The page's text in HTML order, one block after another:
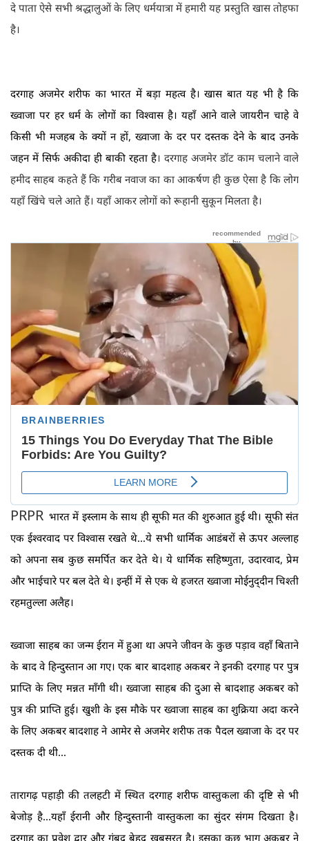
दे पाता ऐसे सभी श्रद्धालुओं के लिए धर्मयात्रा में हमारी यह प्रस्तुति खास तोहफा
है।
दरगाह अजमेर शरीफ का भारत में बड़ा महत्व है। खास बात यह भी है कि
ख्वाजा पर हर धर्म के लोगों का विश्वास है। यहाँ आने वाले जायरीन चाहे वे
किसी भी मजहब के क्यों न हों, ख्वाजा के दर पर दस्तक देने के बाद उनके
जहन में सिर्फ अकीदा ही बाकी रहता है। दरगाह अजमेर डॉट काम चलाने वाले
हमीद साहब कहते हैं कि गरीब नवाज का का आकर्षण ही कुछ ऐसा है कि लोग
यहाँ खिंचे चले आते हैं। यहाँ आकर लोगों को रूहानी सुकून मिलता है।
PRPR भारत में इस्लाम के साथ ही सूफी मत की शुरुआत हुई थी। सूफी संत
एक ईश्वरवाद पर विश्वास रखते थे...ये सभी धार्मिक आडंबरों से ऊपर अल्लाह
को अपना सब कुछ समर्पित कर देते थे। ये धार्मिक सहिष्णुता, उदारवाद, प्रेम
और भाईचारे पर बल देते थे। इन्हीं में से एक थे हजरत ख्वाजा मोईनुद्‍दीन चिश्ती
रहमतुल्ला अलैह।
ख्वाजा साहब का जन्म ईरान में हुआ था अपने जीवन के कुछ पड़ाव वहाँ बिताने
के बाद वे हिन्दुस्तान आ गए। एक बार बादशाह अकबर ने इनकी दरगाह पर पुत्र
प्राप्ति के लिए मन्नत माँगी थी। ख्वाजा साहब की दुआ से बादशाह अकबर को
पुत्र की प्राप्ति हुई। खुशी के इस मौके पर ख्वाजा साहब का शुक्रिया अदा करने
के लिए अकबर बादशाह ने आमेर से अजमेर शरीफ तक पैदल ख्वाजा के दर पर
दस्तक दी थी...
तारागढ़ पहाड़ी की तलहटी में स्थित दरगाह शरीफ वास्तुकला की दृष्टि से भी
बेजोड़ है...यहाँ ईरानी और हिन्दुस्तानी वास्तुकला का सुंदर संगम दिखता है।
दरगाह का प्रवेश द्वार और गुंबद बेहद खूबसूरत है। इसका कुछ भाग अकबर ने